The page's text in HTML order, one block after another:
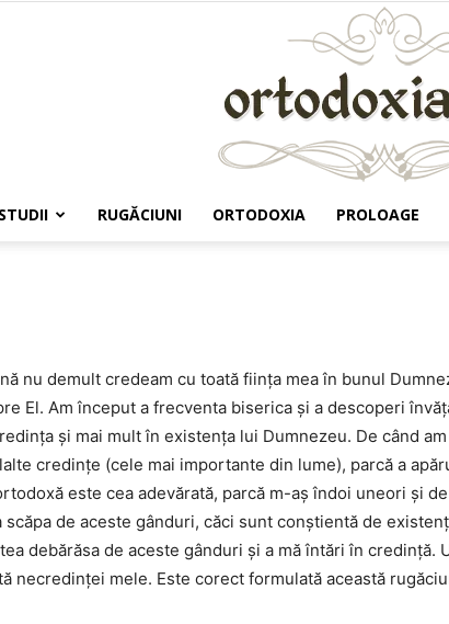
RUGĂCIUNI ORTODOXIA PROLOAGE
nu demult credeam cu toată fiinţa mea în bunul
El. Am început a frecventa biserica şi a descoperi
şi mai mult în existenţa lui Dumnezeu. De când
credinţe (cele mai importante din lume), parcă a
este cea adevărată, parcă m-aş îndoi uneori şi
scăpa de aceste gânduri, căci sunt conştientă de
debărăsa de aceste gânduri şi a mă întări în credinţă.
necredinţei mele. Este corect formulată această